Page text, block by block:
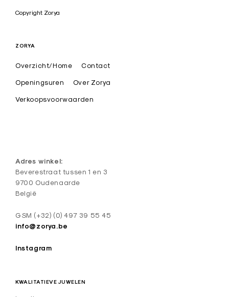
a
t
i
s
t
i
d
e
s
i
g
n
J
e
Copyright Zorya
ZORYA
Overzicht/Home Contact
Openingsuren Over Zorya
Verkoopsvoorwaarden
Adres winkel:
Beverestraat tussen 1 en 3
9700 Oudenaarde
België
GSM (+32) (0) 497 39 55 45
info@zorya.be
Instagram
KWALITATIEVE JUWELEN